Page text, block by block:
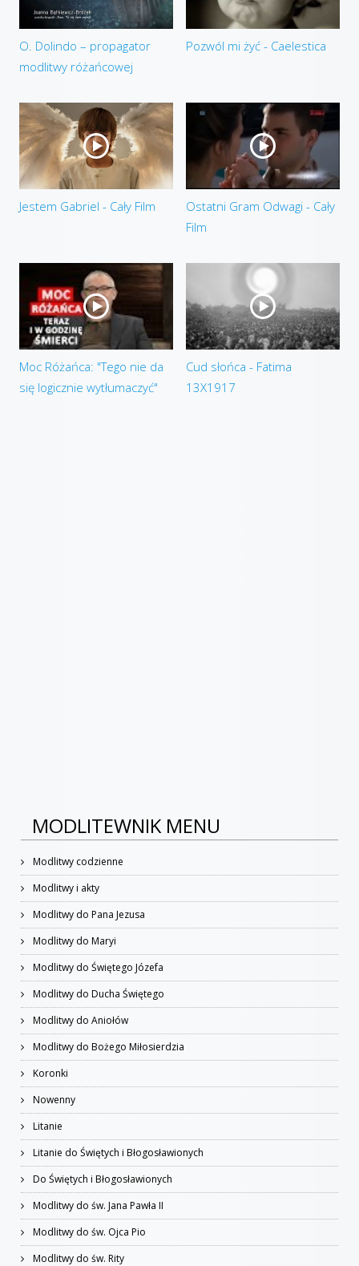
O. Dolindo – propagator
modlitwy różańcowej
Pozwól mi żyć - Caelestica
Jestem Gabriel - Cały Film
Ostatni Gram Odwagi - Cały
Film
Moc Różańca: "Tego nie da
się logicznie wytłumaczyć"
Cud słońca - Fatima
13X1917
MODLITEWNIK MENU
Modlitwy codzienne
Modlitwy i akty
Modlitwy do Pana Jezusa
Modlitwy do Maryi
Modlitwy do Świętego Józefa
Modlitwy do Ducha Świętego
Modlitwy do Aniołów
Modlitwy do Bożego Miłosierdzia
Koronki
Nowenny
Litanie
Litanie do Świętych i Błogosławionych
Do Świętych i Błogosławionych
Modlitwy do św. Jana Pawła II
Modlitwy do św. Ojca Pio
Modlitwy do św. Rity